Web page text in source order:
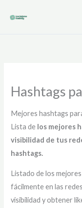
Hashtags
Mejores hashtags
Lista de los mejores
visibilidad de tus
hashtags.
Listado de los
fácilmente en las
visibilidad y obtener